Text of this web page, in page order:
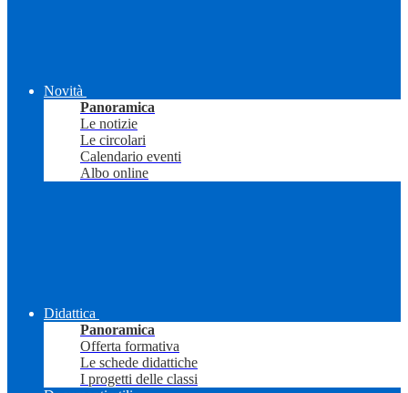
Novità
Panoramica
Le notizie
Le circolari
Calendario eventi
Albo online
Didattica
Panoramica
Offerta formativa
Le schede didattiche
I progetti delle classi